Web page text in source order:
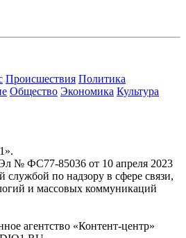
Происшествия Политика
Общество Экономика Культура
№ ФС77-85036 от 10 апреля 2023
службой по надзору в сфере связи,
и массовых коммуникаций
агентство «Контент-центр»